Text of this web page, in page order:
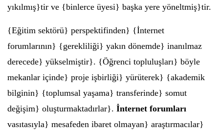
yıkılmış}tir ve {binlerce üyesi} başka yere yöneltmiş}tir.
{Eğitim sektörü} perspektifinden} {İnternet
forumlarının} {gerekliliği} yakın dönemde} inanılmaz
derecede} yükselmiştir}. {Öğrenci topluluşları} böyle
mekanlar içinde} proje işbirliği} yürüterek} {akademik
bilginin} {toplumsal yaşama} transferinde} somut
değişim} oluşturmaktadırlar}. İnternet forumları
vasıtasıyla} mesafeden ibaret olmayan} araştırmacılar}